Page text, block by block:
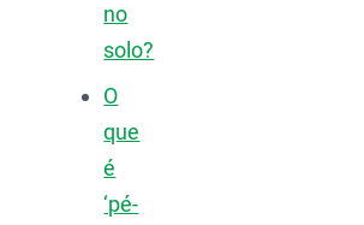
no
solo?
O
que
é
‘pé-